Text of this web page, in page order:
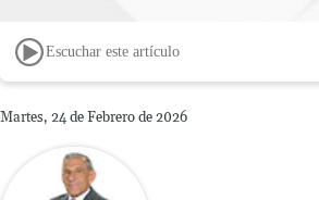
Escuchar este artículo
Martes, 24 de Febrero de 2026